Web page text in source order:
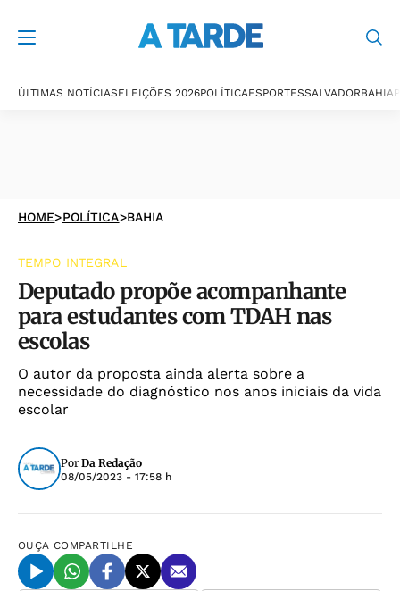
ÚLTIMAS NOTÍCIASELEIÇÕES 2026POLÍTICAESPORTESSALVADORBAHIA
HOME>POLÍTICA>BAHIA
TEMPO INTEGRAL
Deputado propõe acompanhante
para estudantes com TDAH nas
escolas
O autor da proposta ainda alerta sobre a
necessidade do diagnóstico nos anos iniciais da vida
escolar
Por Da Redação
08/05/2023 - 17:58 h
OUÇA COMPARTILHE